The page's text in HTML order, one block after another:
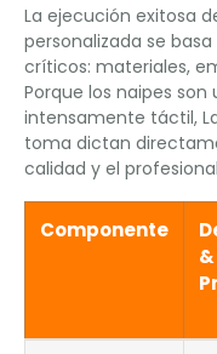
La ejecución exitosa
personalizada se
críticos: materiales,
Porque los naipes
intensamente táctil,
toma dictan
calidad y el
Componente
&